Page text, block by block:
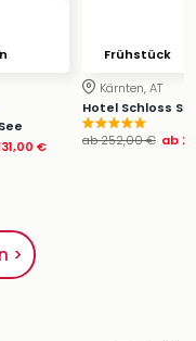
€
Frühstück
Kärnten, AT
Hotel Schloss
ab252,00 € ab
>